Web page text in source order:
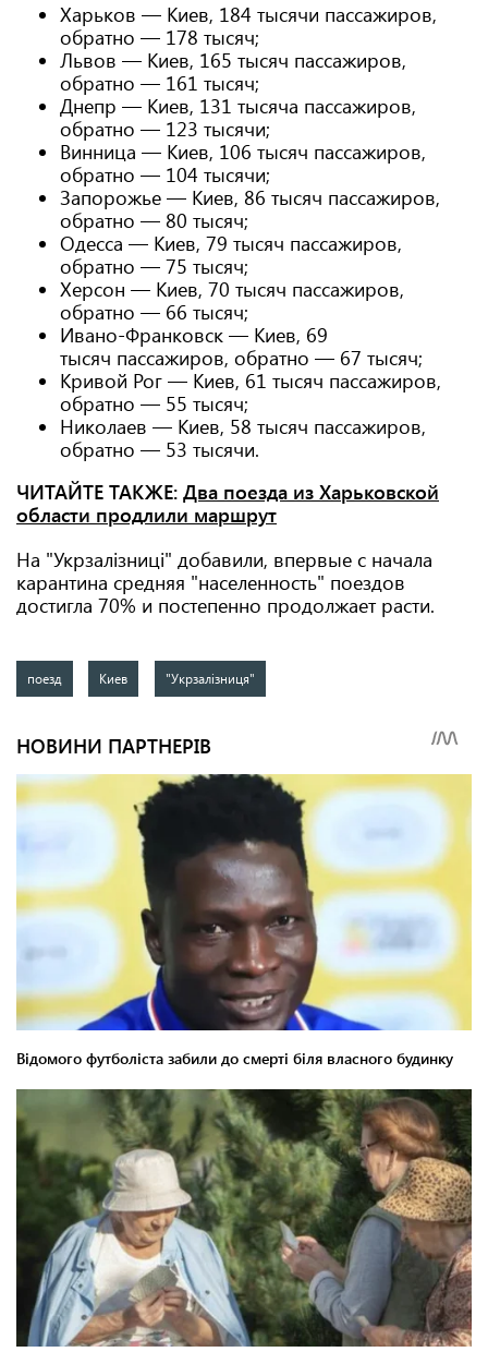
Харьков — Киев, 184 тысячи пассажиров,
обратно — 178 тысяч;
Львов — Киев, 165 тысяч пассажиров,
обратно — 161 тысяч;
Днепр — Киев, 131 тысяча пассажиров,
обратно — 123 тысячи;
Винница — Киев, 106 тысяч пассажиров,
обратно — 104 тысячи;
Запорожье — Киев, 86 тысяч пассажиров,
обратно — 80 тысяч;
Одесса — Киев, 79 тысяч пассажиров,
обратно — 75 тысяч;
Херсон — Киев, 70 тысяч пассажиров,
обратно — 66 тысяч;
Ивано-Франковск — Киев, 69
тысяч пассажиров, обратно — 67 тысяч;
Кривой Рог — Киев, 61 тысяч пассажиров,
обратно — 55 тысяч;
Николаев — Киев, 58 тысяч пассажиров,
обратно — 53 тысячи.
ЧИТАЙТЕ ТАКЖЕ: Два поезда из Харьковской
области продлили маршрут
На "Укрзалізниці" добавили, впервые с начала
карантина средняя "населенность" поездов
достигла 70% и постепенно продолжает расти.
поезд Киев "Укрзалізниця"